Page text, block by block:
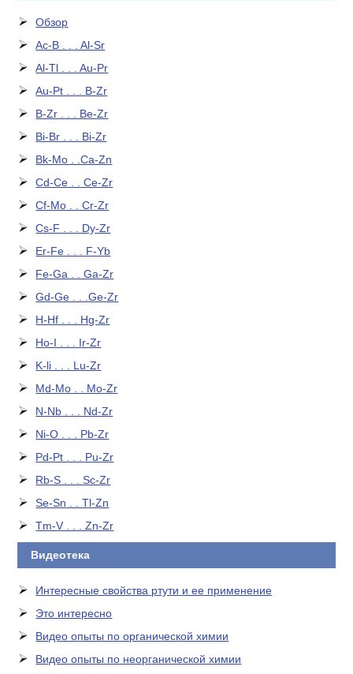
Обзор
Ac-B . . . Al-Sr
Al-Tl . . . Au-Pr
Au-Pt . . . B-Zr
B-Zr . . . Be-Zr
Bi-Br . . . Bi-Zr
Bk-Mo . .Ca-Zn
Cd-Ce . . Ce-Zr
Cf-Mo . . Cr-Zr
Cs-F . . . Dy-Zr
Er-Fe . . . F-Yb
Fe-Ga . . Ga-Zr
Gd-Ge . . .Ge-Zr
H-Hf . . . Hg-Zr
Ho-I . . . Ir-Zr
K-li . . . Lu-Zr
Md-Mo . . Mo-Zr
N-Nb . . . Nd-Zr
Ni-O . . . Pb-Zr
Pd-Pt . . . Pu-Zr
Rb-S . . . Sc-Zr
Se-Sn . . Tl-Zn
Tm-V . . . Zn-Zr
Видеотека
Интересные свойства ртути и ее применение
Это интересно
Видео опыты по органической химии
Видео опыты по неорганической химии